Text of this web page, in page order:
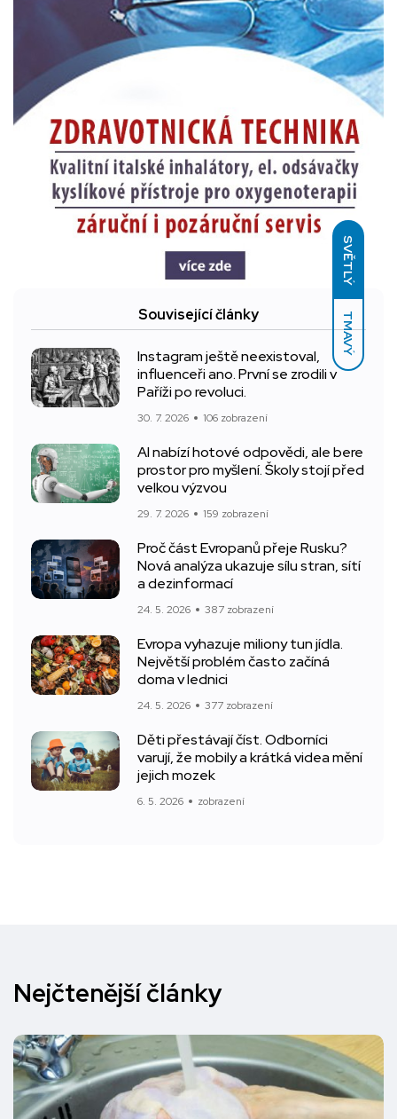
SVĚTLÝ
TMAVÝ
Související články
Instagram ještě neexistoval,
influenceři ano. První se zrodili v
Paříži po revoluci.
30. 7. 2026 106 zobrazení
AI nabízí hotové odpovědi, ale bere
prostor pro myšlení. Školy stojí před
velkou výzvou
29. 7. 2026 159 zobrazení
Proč část Evropanů přeje Rusku?
Nová analýza ukazuje sílu stran, sítí
a dezinformací
24. 5. 2026 387 zobrazení
Evropa vyhazuje miliony tun jídla.
Největší problém často začíná
doma v lednici
24. 5. 2026 377 zobrazení
Děti přestávají číst. Odborníci
varují, že mobily a krátká videa mění
jejich mozek
6. 5. 2026 zobrazení
Nejčtenější články